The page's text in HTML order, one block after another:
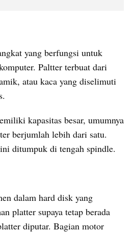
yang berfungsi untuk
Paltter terbuat dari
atau kaca yang diselimuti
kapasitas besar, umumnya
berjumlah lebih dari satu.
ditumpuk di tengah spindle.
dalam hard disk yang
platter supaya tetap berada
diputar. Bagian motor